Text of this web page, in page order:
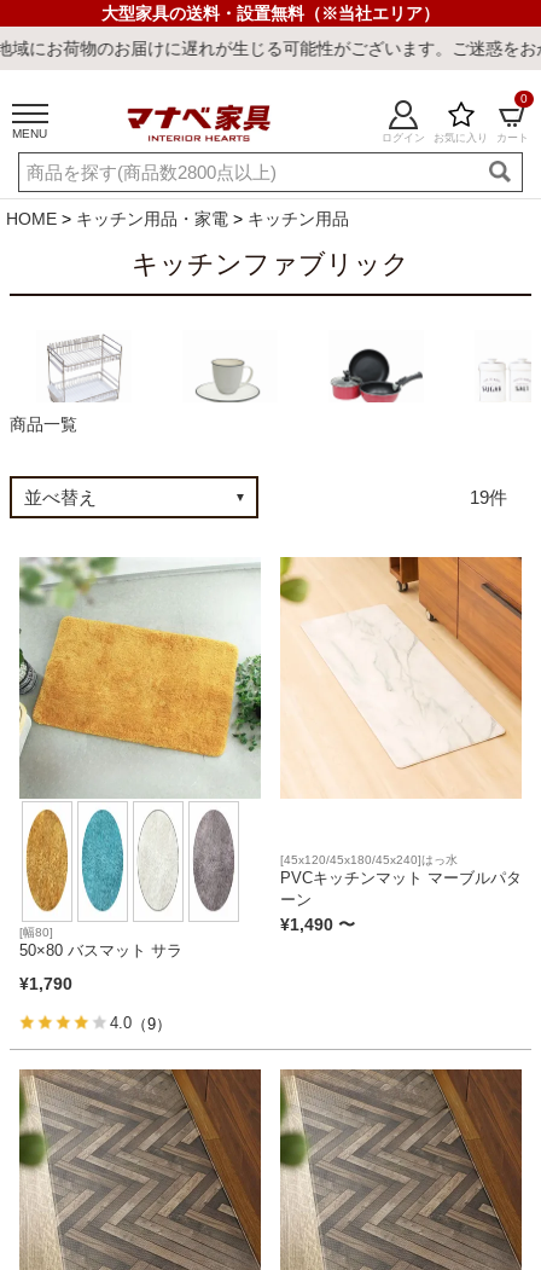
大型家具の送料・設置無料（※当社エリア）
けに遅れが生じる可能性がございます。ご迷惑をおかけしまして
MENU ログイン お気に入り カート
0
ご利用ガイド 新規会員登録
店舗一覧 閲覧履歴
最短発送 冷感寝具 ウィルトンラ
カテゴリから探す
ソファ
ダイニングテーブル・セット
椅子・チェア
食器棚・キッチン収納
ベッド
収納家具
HOME キッチン用品・家電 キッチン用品
キッチンファブリック
水切りラック
商品一覧
19
[幅80]
50×80 バスマット サラ
¥1,790
4.0 （9）
[45x120/45x180/45x240]はっ水
PVCキッチンマット マーブルパタ
ーン
¥1,490 〜